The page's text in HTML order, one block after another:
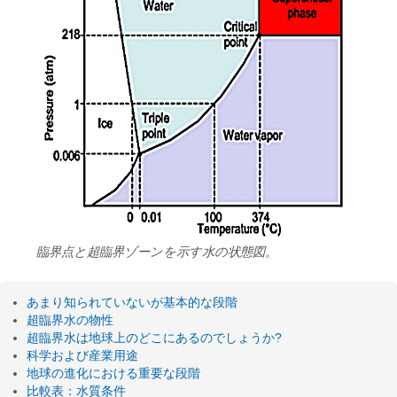
臨界点と超臨界ゾーンを示す水の状態図。
あまり知られていないが基本的な段階
超臨界水の物性
超臨界水は地球上のどこにあるのでしょうか?
科学および産業用途
地球の進化における重要な段階
比較表：水質条件